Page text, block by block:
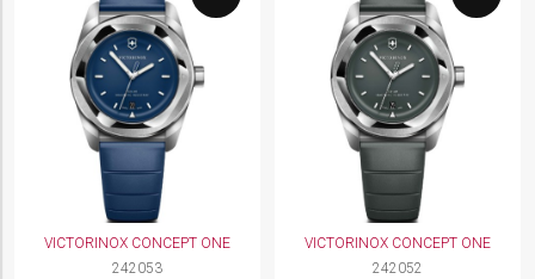
VICTORINOX CONCEPT ONE
242053
VICTORINOX CONCEPT ONE
242052